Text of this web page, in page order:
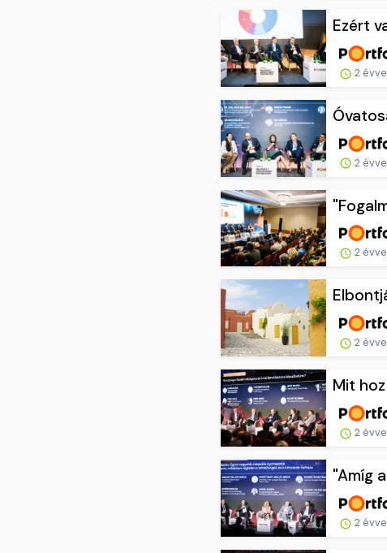
Ezért
2
2
2
2
Mit
2
"Amíg
2